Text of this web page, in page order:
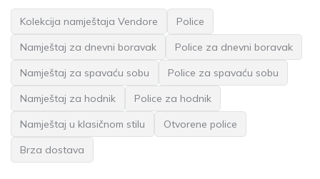
Kolekcija namještaja Vendore
Police
Namještaj za dnevni boravak
Police za dnevni boravak
Namještaj za spavaću sobu
Police za spavaću sobu
Namještaj za hodnik
Police za hodnik
Namještaj u klasičnom stilu
Otvorene police
Brza dostava